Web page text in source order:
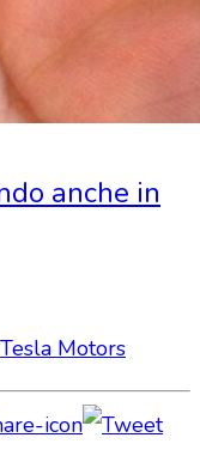
anche in
Tesla Motors